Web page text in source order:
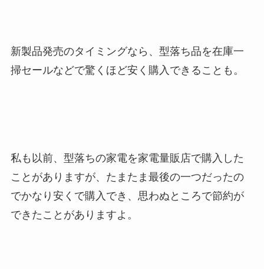
新製品発売のタイミングなら、型落ち品を在庫一
掃セールなどで驚くほど安く購入できることも。
私も以前、型落ちの家電を家電量販店で購入した
ことがありますが、たまたま最後の一つだったの
でかなり安くで購入でき、思わぬところで節約が
できたことがありますよ。